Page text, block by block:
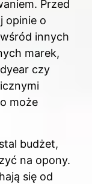
Przed
opinie o
innych
marek,
czy
może
budżet,
na opony.
się od